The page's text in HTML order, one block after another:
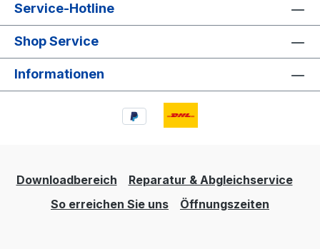
Service-Hotline
Shop Service
Informationen
Downloadbereich
Reparatur & Abgleichservice
So erreichen Sie uns
Öffnungszeiten